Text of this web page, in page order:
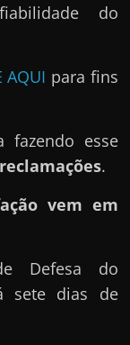
do
AQUI para fins
fazendo esse
.
vem em
Defesa do
sete dias de